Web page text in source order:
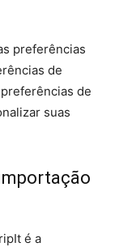
preferências
de
de
suas
é a